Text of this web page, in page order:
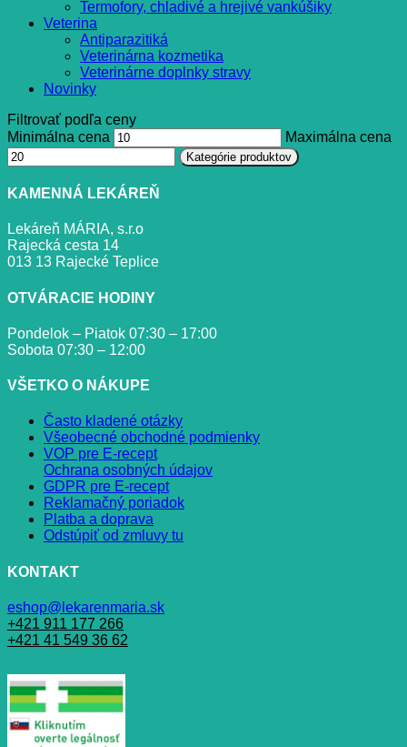
Termofory, chladivé a hrejivé vankúšiky
Veterina
Antiparazitiká
Veterinárna kozmetika
Veterinárne doplnky stravy
Novinky
Filtrovať podľa ceny
Minimálna cena
Maximálna cena
Kategórie produktov
KAMENNÁ LEKÁREŇ
Lekáreň MÁRIA, s.r.o
Rajecká cesta 14
013 13 Rajecké Teplice
OTVÁRACIE HODINY
Pondelok – Piatok 07:30 – 17:00
Sobota 07:30 – 12:00
VŠETKO O NÁKUPE
Často kladené otázky
Všeobecné obchodné podmienky
VOP pre E-recept
Ochrana osobných údajov
GDPR pre E-recept
Reklamačný poriadok
Platba a doprava
Odstúpiť od zmluvy tu
KONTAKT
eshop@lekarenmaria.sk
+421 911 177 266
+421 41 549 36 62